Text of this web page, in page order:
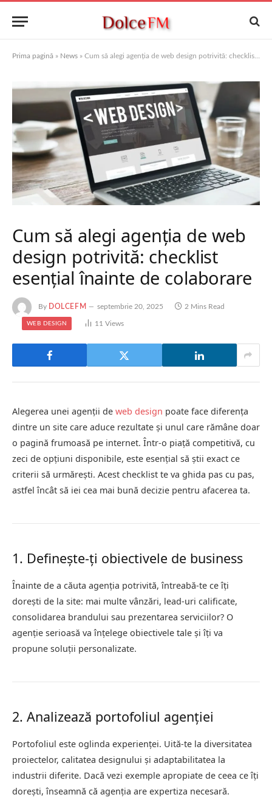
Prima pagină » News » Cum să alegi agenția de web design potrivită: checklist esențial înainte de colaborare
Cum să alegi agenția de web
design potrivită: checklist
esențial înainte de colaborare
By DOLCEFM septembrie 20, 2025 2 Mins Read
WEB DESIGN 11 Views
Alegerea unei agenții de web design poate face diferența
dintre un site care aduce rezultate și unul care rămâne doar
o pagină frumoasă pe internet. Într-o piață competitivă, cu
zeci de opțiuni disponibile, este esențial să știi exact ce
criterii să urmărești. Acest checklist te va ghida pas cu pas,
astfel încât să iei cea mai bună decizie pentru afacerea ta.
1. Definește-ți obiectivele de business
Înainte de a căuta agenția potrivită, întreabă-te ce îți
dorești de la site: mai multe vânzări, lead-uri calificate,
consolidarea brandului sau prezentarea serviciilor? O
agenție serioasă va înțelege obiectivele tale și îți va
propune soluții personalizate.
2. Analizează portofoliul agenției
Portofoliul este oglinda experienței. Uită-te la diversitatea
proiectelor, calitatea designului și adaptabilitatea la
industrii diferite. Dacă vezi exemple apropiate de ceea ce îți
dorești, înseamnă că agenția are expertiza necesară.